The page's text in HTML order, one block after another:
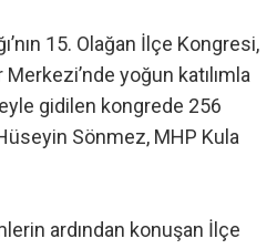
15. Olağan İlçe Kongresi,
yoğun katılımla
gidilen kongrede 256
Sönmez, MHP Kula
ardından konuşan İlçe